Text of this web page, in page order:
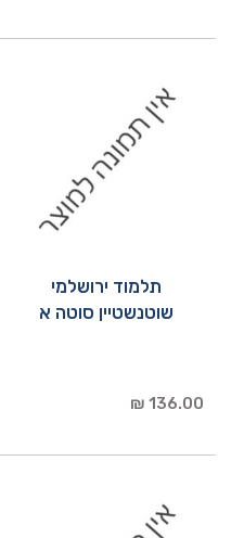
תלמוד ירושלמי
שוטנשטיין סוטה א
136.00 ₪